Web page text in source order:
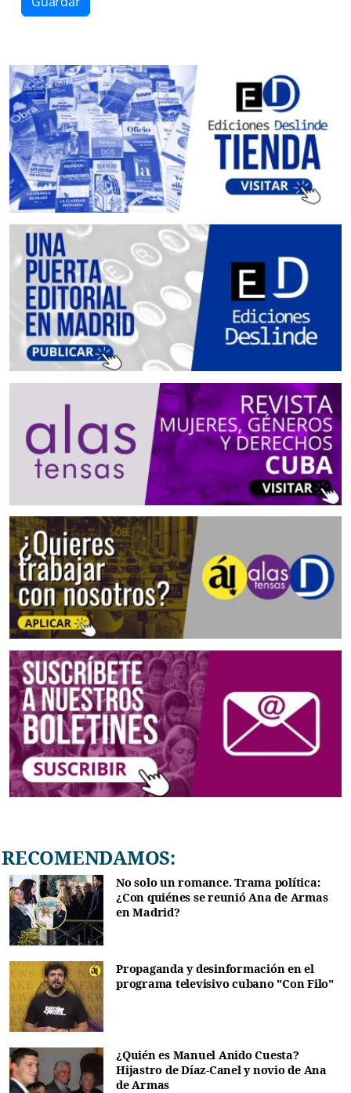
RECOMENDAMOS:
No solo un romance. Trama política:
¿Con quiénes se reunió Ana de Armas
en Madrid?
Propaganda y desinformación en el
programa televisivo cubano "Con Filo"
¿Quién es Manuel Anido Cuesta?
Hijastro de Díaz-Canel y novio de Ana
de Armas